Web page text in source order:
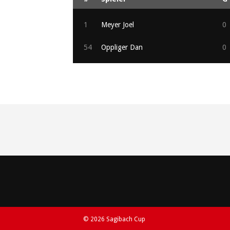
1 Meyer Joel 0
54 Oppliger Dan 0
© 2026 Sagibach Cup